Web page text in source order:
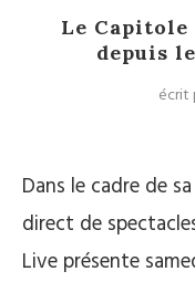
Le
depuis
écrit
Dans le cadre de
direct de
Live présente